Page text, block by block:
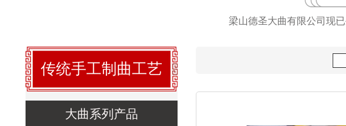
梁山德圣大曲有限公司现
传统手工制曲工艺
大曲系列产品